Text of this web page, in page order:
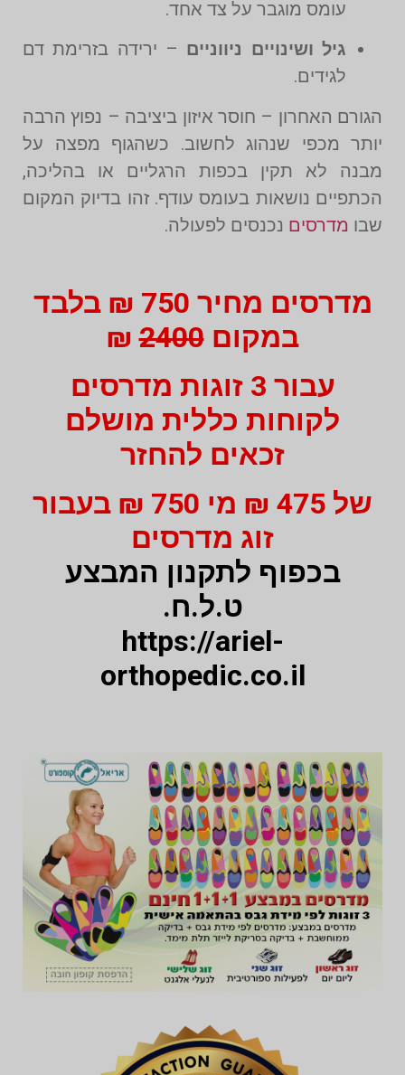
עומס מוגבר על צד אחד.
גיל ושינויים ניווניים – ירידה בזרימת דם
לגידים.
הגורם האחרון – חוסר איזון ביציבה – נפוץ הרבה
יותר מכפי שנהוג לחשוב. כשהגוף מפצה על
מבנה לא תקין בכפות הרגליים או בהליכה,
הכתפיים נושאות בעומס עודף. זהו בדיוק המקום
שבו מדרסים נכנסים לפעולה.
מדרסים מחיר 750 ₪ בלבד
במקום2400
₪
עבור 3 זוגות מדרסים
לקוחות כללית מושלם
זכאים להחזר
של 475 ₪ מי 750 ₪ בעבור
זוג מדרסים
בכפוף לתקנון המבצע
ט.ל.ח.
https://ariel-
orthopedic.co.il